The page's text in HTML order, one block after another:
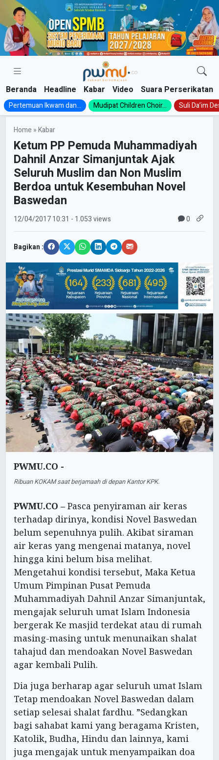
Skip
content
Beranda Headline Kabar Video Suara Perserikatan
Pertemuan Ikwam dan... Mudipat Children Choir... Suli Da’im
Home »Kabar
Ketum PP Pemuda Muhammadiyah
Dahnil Anzar Simanjuntak Ajak
Seluruh Muslim dan Non Muslim
Berdoa untuk Kesembuhan Novel
Baswedan
12/04/201710:31 - 1.053 views 0
Bagikan :
PWMU.CO -
Ribuan KOKAM saat berjamaah di depan Kantor KPK.
PWMU.CO – Pasca penyiraman air keras
terhadap dirinya, kondisi Novel Baswedan
belum sepenuhnya pulih. Akibat siraman
air keras yang mengenai matanya, novel
hingga kini belum bisa melihat.
Mengetahui kondisi tersebut, Maka Ketua
Umum Pimpinan Pusat Pemuda
Muhammadiyah Dahnil Anzar Simanjuntak,
mengajak seluruh umat Islam Indonesia
bergerak Ke masjid terdekat atau di rumah
masing-masing untuk menunaikan shalat
tahajud dan mendoakan Novel Baswedan
agar kembali Pulih.
Dia juga berharap agar seluruh umat Islam
Tetap mendoakan Novel Baswedan dalam
setiap selesai shalat fardhu. ”Sedangkan
bagi sahabat kami yang beragama Kristen,
Katolik, Budha, Hindu dan lainnya, kami
juga mengajak untuk menyampaikan doa